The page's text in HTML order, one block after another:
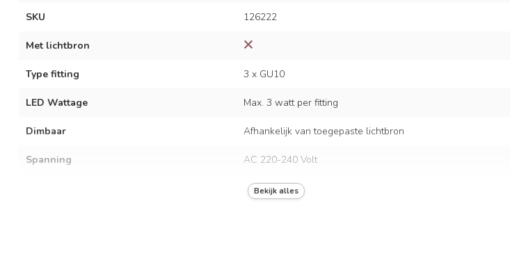
SKU 126222
Met lichtbron
Type fitting 3 x GU10
LED Wattage Max. 3 watt per fitting
Dimbaar Afhankelijk van toegepaste lichtbron
Spanning AC 220-240 Volt
50/60 Hz
Bekijk alles